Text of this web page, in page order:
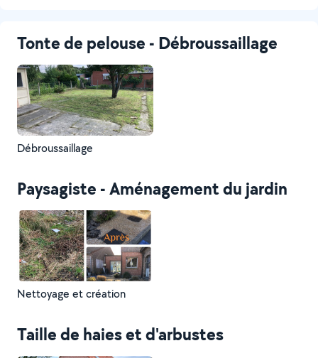
Tonte de pelouse - Débroussaillage
Débroussaillage
Paysagiste - Aménagement du jardin
Nettoyage et création
Taille de haies et d'arbustes